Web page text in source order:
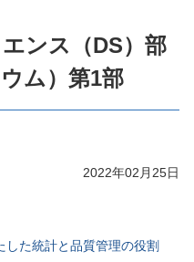
ンス（DS）部
ム）第1部
2022年02月25日
た統計と品質管理の役割